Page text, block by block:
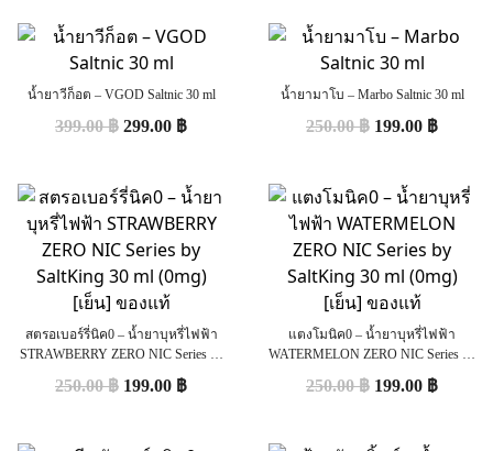
น้ำยาวีก็อต – VGOD Saltnic 30 ml
399.00฿ 299.00 ฿
น้ำยามาโบ – Marbo Saltnic 30 ml
250.00฿ 199.00 ฿
สตรอเบอร์รี่นิค0 – น้ำยาบุหรี่ไฟฟ้า
STRAWBERRY ZERO NIC Series by
250.00฿ 199.00 ฿
แตงโมนิค0 – น้ำยาบุหรี่ไฟฟ้า
WATERMELON ZERO NIC Series by
250.00฿ 199.00 ฿